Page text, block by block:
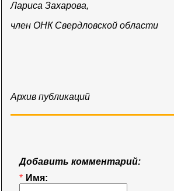
Лариса Захарова,
член ОНК Свердловской области
Архив публикаций
Добавить комментарий:
* Имя: